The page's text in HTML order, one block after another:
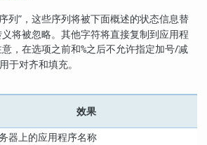
列” ，这些序列将被下面概述的状态信息替
将被忽略。其他字符将直接复制到应用程
，在选项之前和%之后不允许指定加号/减
于对齐和填充。
效果
器上的应用程序名称